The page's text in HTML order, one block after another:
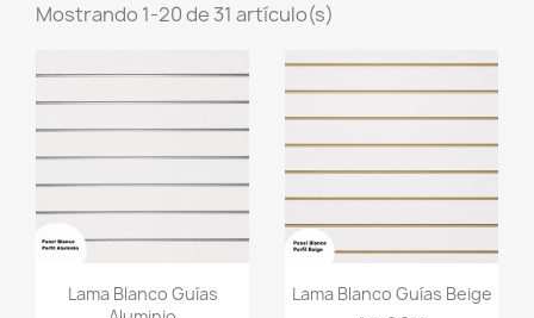
Mostrando 1-20 de 31 artículo(s)
Vista rápida
Lama Blanco Guías
Vista rápida
Lama Blanco Guías Beige